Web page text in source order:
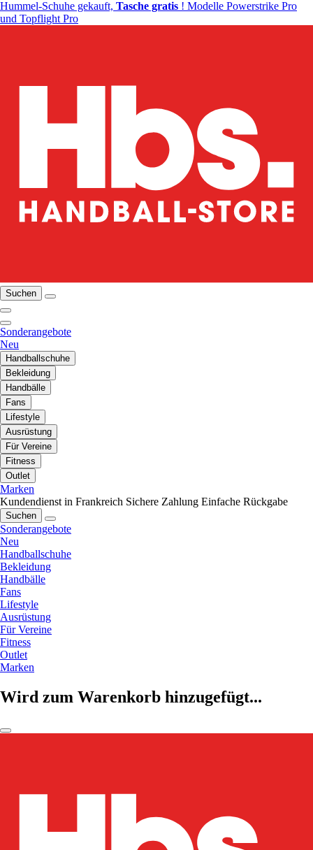
Hummel-Schuhe gekauft, Tasche gratis ! Modelle Powerstrike Pro
und Topflight Pro
Suchen
Sonderangebote
Neu
Handballschuhe
Bekleidung
Handbälle
Fans
Lifestyle
Ausrüstung
Für Vereine
Fitness
Outlet
Marken
Kundendienst in Frankreich Sichere Zahlung Einfache Rückgabe
Suchen
Sonderangebote
Neu
Handballschuhe
Bekleidung
Handbälle
Fans
Lifestyle
Ausrüstung
Für Vereine
Fitness
Outlet
Marken
Wird zum Warenkorb hinzugefügt...